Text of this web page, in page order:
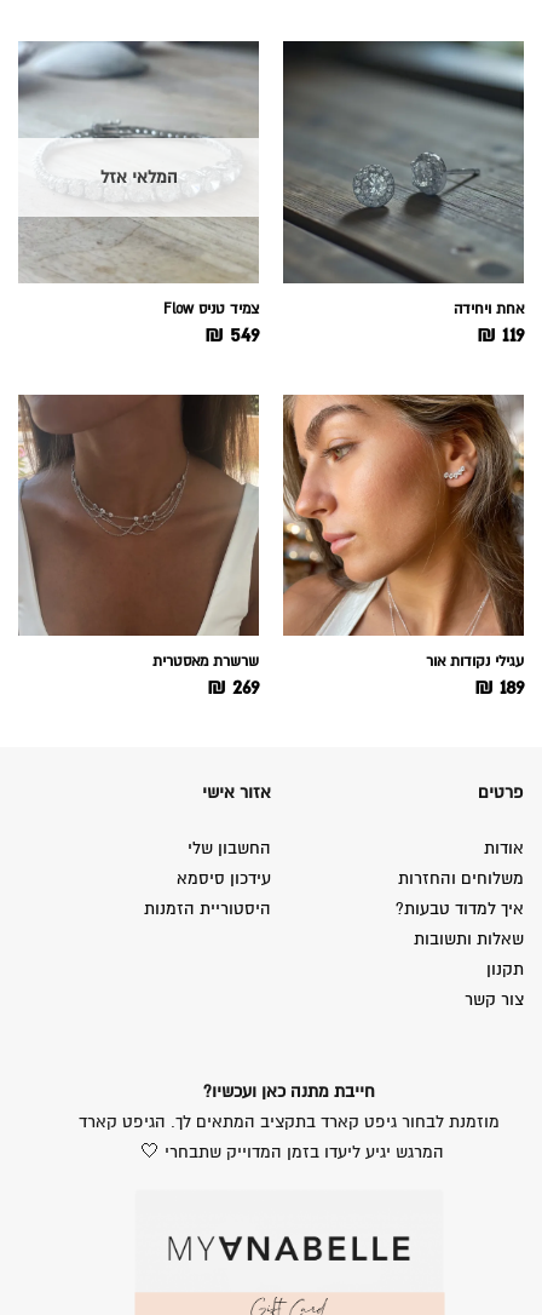
אחת ויחידה
119
₪
המלאי אזל
צמיד טניס Flow
549
₪
עגילי נקודות אור
189
₪
שרשרת מאסטרית
269
₪
פרטים
אודות
משלוחים והחזרות
איך למדוד טבעות?
שאלות ותשובות
תקנון
צור קשר
אזור אישי
החשבון שלי
עידכון סיסמא
היסטוריית הזמנות
חייבת מתנה כאן ועכשיו?
מוזמנת לבחור גיפט קארד בתקציב המתאים לך. הגיפט קארד
המרגש יגיע ליעדו בזמן המדוייק שתבחרי 🤍